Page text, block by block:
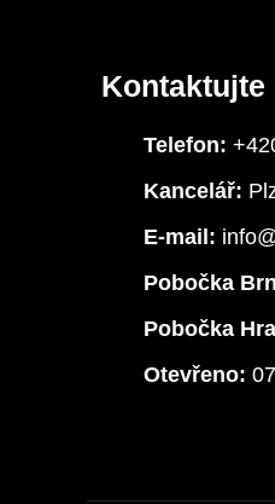
Kontaktujte
Telefon:
Kancelář:
E-mail:
Pobočka
Pobočka
Otevřeno: